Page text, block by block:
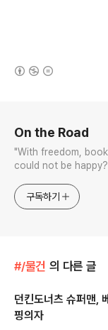
On the Road
"With freedom,
could not be
구독하기
#/물건 의 다른 글
던킨도너츠 슈퍼맨,
핑의자